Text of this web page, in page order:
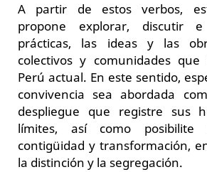
A partir de estos verbos,
propone explorar, discutir
prácticas, las ideas y las
colectivos y comunidades
Perú actual. En este sentido,
convivencia sea abordada
despliegue que registre sus
límites, así como posibilite
contigüidad y transformación,
la distinción y la segregación.